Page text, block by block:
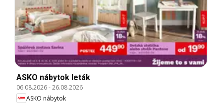
ASKO nábytok leták
06.08.2026-26.08.2026
ASKO nábytok